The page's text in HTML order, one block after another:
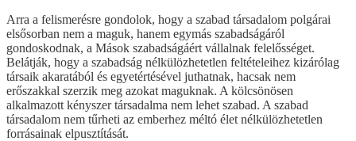
Arra a felismerésre gondolok, hogy a szabad társadalom polgárai
elsősorban nem a maguk, hanem egymás szabadságáról
gondoskodnak, a Mások szabadságáért vállalnak felelősséget.
Belátják, hogy a szabadság nélkülözhetetlen feltételeihez kizárólag
társaik akaratából és egyetértésével juthatnak, hacsak nem
erőszakkal szerzik meg azokat maguknak. A kölcsönösen
alkalmazott kényszer társadalma nem lehet szabad. A szabad
társadalom nem tűrheti az emberhez méltó élet nélkülözhetetlen
forrásainak elpusztítását.